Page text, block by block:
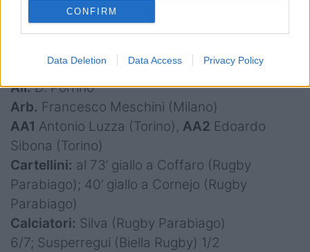
CONFIRM
Data Deletion Data Access Privacy Policy
Silva, Vitale (58’ Coffaro); Galvani, Schlecht (75’
Mamo), Fusco (75’ Ceaprazaru); Maggioni (60’
Cornejo, Catalano (70’ Sabatiello).
All.D. Porrino
Arb. Francesco Meschini (Milano)
AA1 Antonio Luzza (Torino), AA2 Edoardo
Sibona (Torino)
Cartellini: al 73’ giallo a Coffaro (Rugby
Parabiago); 40’ giallo a Cornejo (Rugby
Parabiago)
Calciatori: Silva (Rugby Parabiago)
6/7; Susperregui (Biella Rugby) 1/2